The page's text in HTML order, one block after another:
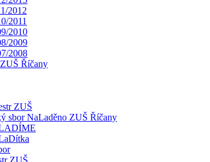
2012
2011
2010
2009
2008
Říčany
ZUŠ
sbor NaLaděno ZUŠ Říčany
ZUŠ